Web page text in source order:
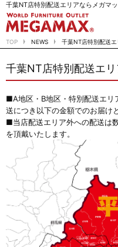
千葉NT店特別配送エリアならメガマ
TOP NEWS 千葉NT店特別配送エ
千葉NT店特別配送エリ
■A地区・B地区・特別配送エリ
送につき以下の金額でのお届け
■当店配送エリア外への配送は
を頂戴いたします。